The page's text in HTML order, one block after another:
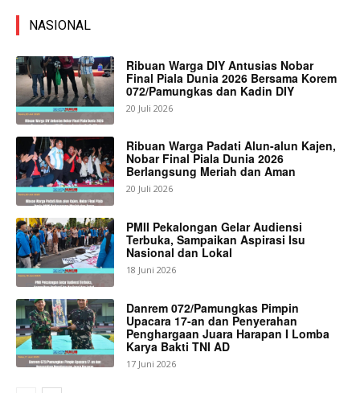
NASIONAL
Ribuan Warga DIY Antusias Nobar
Final Piala Dunia 2026 Bersama Korem
072/Pamungkas dan Kadin DIY
20 Juli 2026
Ribuan Warga Padati Alun-alun Kajen,
Nobar Final Piala Dunia 2026
Berlangsung Meriah dan Aman
20 Juli 2026
PMII Pekalongan Gelar Audiensi
Terbuka, Sampaikan Aspirasi Isu
Nasional dan Lokal
18 Juni 2026
Danrem 072/Pamungkas Pimpin
Upacara 17-an dan Penyerahan
Penghargaan Juara Harapan I Lomba
Karya Bakti TNI AD
17 Juni 2026